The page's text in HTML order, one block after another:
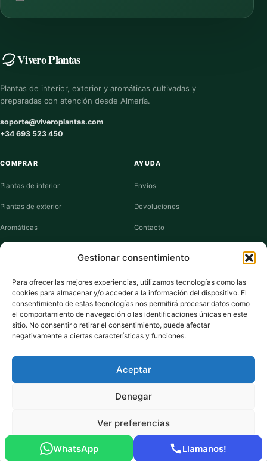
Gestionar consentimiento
Para ofrecer las mejores experiencias, utilizamos tecnologías como las
cookies para almacenar y/o acceder a la información del dispositivo. El
consentimiento de estas tecnologías nos permitirá procesar datos como
el comportamiento de navegación o las identificaciones únicas en este
sitio. No consentir o retirar el consentimiento, puede afectar
negativamente a ciertas características y funciones.
Aceptar
Denegar
Ver preferencias
Vivero Plantas
Plantas de interior, exterior y aromáticas cultivadas y
preparadas con atención desde Almería.
soporte@viveroplantas.com
+34 693 523 450
COMPRAR
Plantas de interior
Plantas de exterior
Aromáticas
Suculentas
AYUDA
Envíos
Devoluciones
Contacto
VIVERO PLANTAS
Sobre nosotros
Puntos y recompensas
Cookies
Pago seguro: Tarjeta de Crédito / Débito Amazon Pay Klarna Link
© 2026 ViveroPlantas Online S.L. · NIF B27640622
WhatsApp Llamanos!